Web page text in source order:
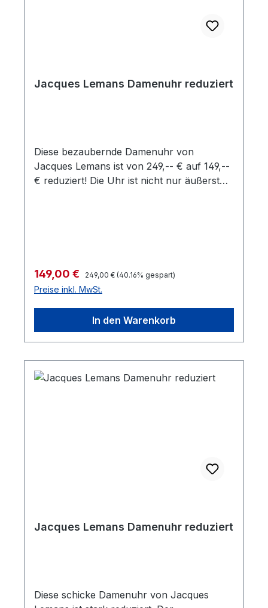
Jacques Lemans Damenuhr reduziert
Diese bezaubernde Damenuhr von
Jacques Lemans ist von 249,-- € auf 149,--
€ reduziert! Die Uhr ist nicht nur äußerst
Verkaufspreis:
149,00 € Regulärer Preis:
249,00 € (40.16% gespart)
Preise inkl. MwSt.
In den Warenkorb
Jacques Lemans Damenuhr reduziert
Diese schicke Damenuhr von Jacques